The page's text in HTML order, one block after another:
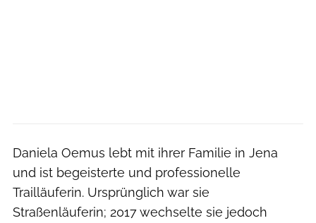
Daniela Oemus lebt mit ihrer Familie in Jena
und ist begeisterte und professionelle
Trailläuferin. Ursprünglich war sie
Straßenläuferin; 2017 wechselte sie jedoch